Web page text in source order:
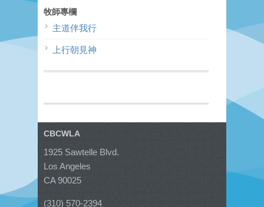
牧師專欄
主道伴我行
上行朝見神
CBCWLA
1925 Sawtelle Blvd.
Los Angeles
CA 90025
(310) 570-2394